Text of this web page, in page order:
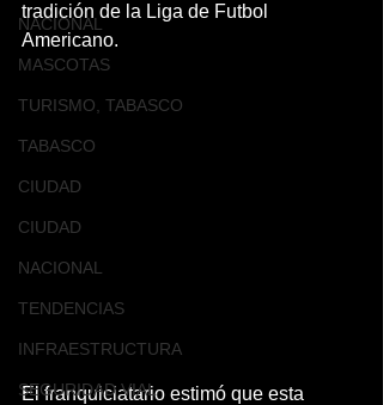
NACIONAL
MASCOTAS
TURISMO, TABASCO
TABASCO
CIUDAD
CIUDAD
NACIONAL
TENDENCIAS
INFRAESTRUCTURA
SEGURIDAD VIAL
tradición de la Liga de Futbol
Americano.
El franquiciatario estimó que esta